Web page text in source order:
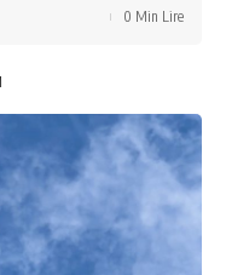
0 Min Lire